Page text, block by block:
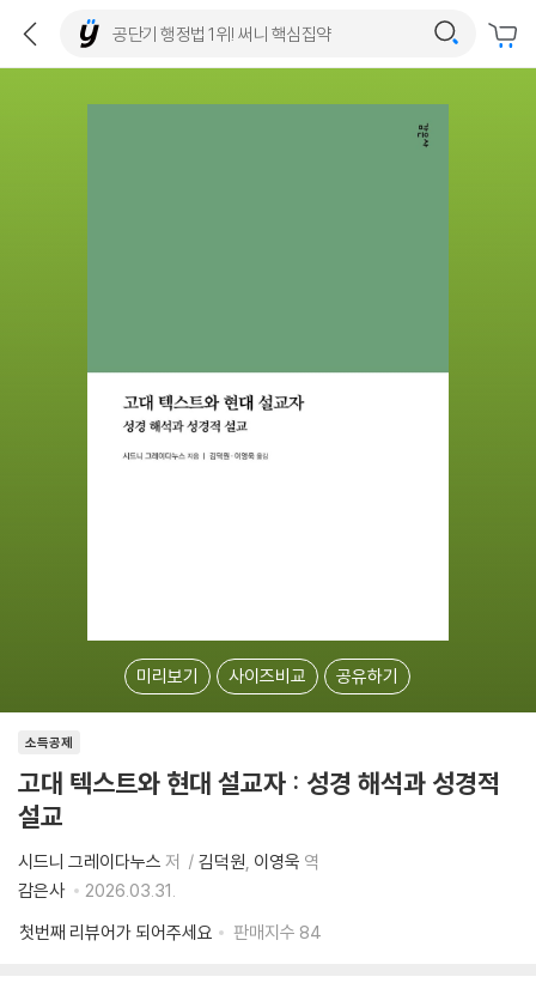
미리보기 사이즈비교 공유하기
소득공제
고대 텍스트와 현대 설교자 : 성경 해석과 성경적
설교
시드니 그레이다누스 저 김덕원 이영욱 역
감은사
2026.03.31.
첫번째 리뷰어가 되어주세요
판매지수 84